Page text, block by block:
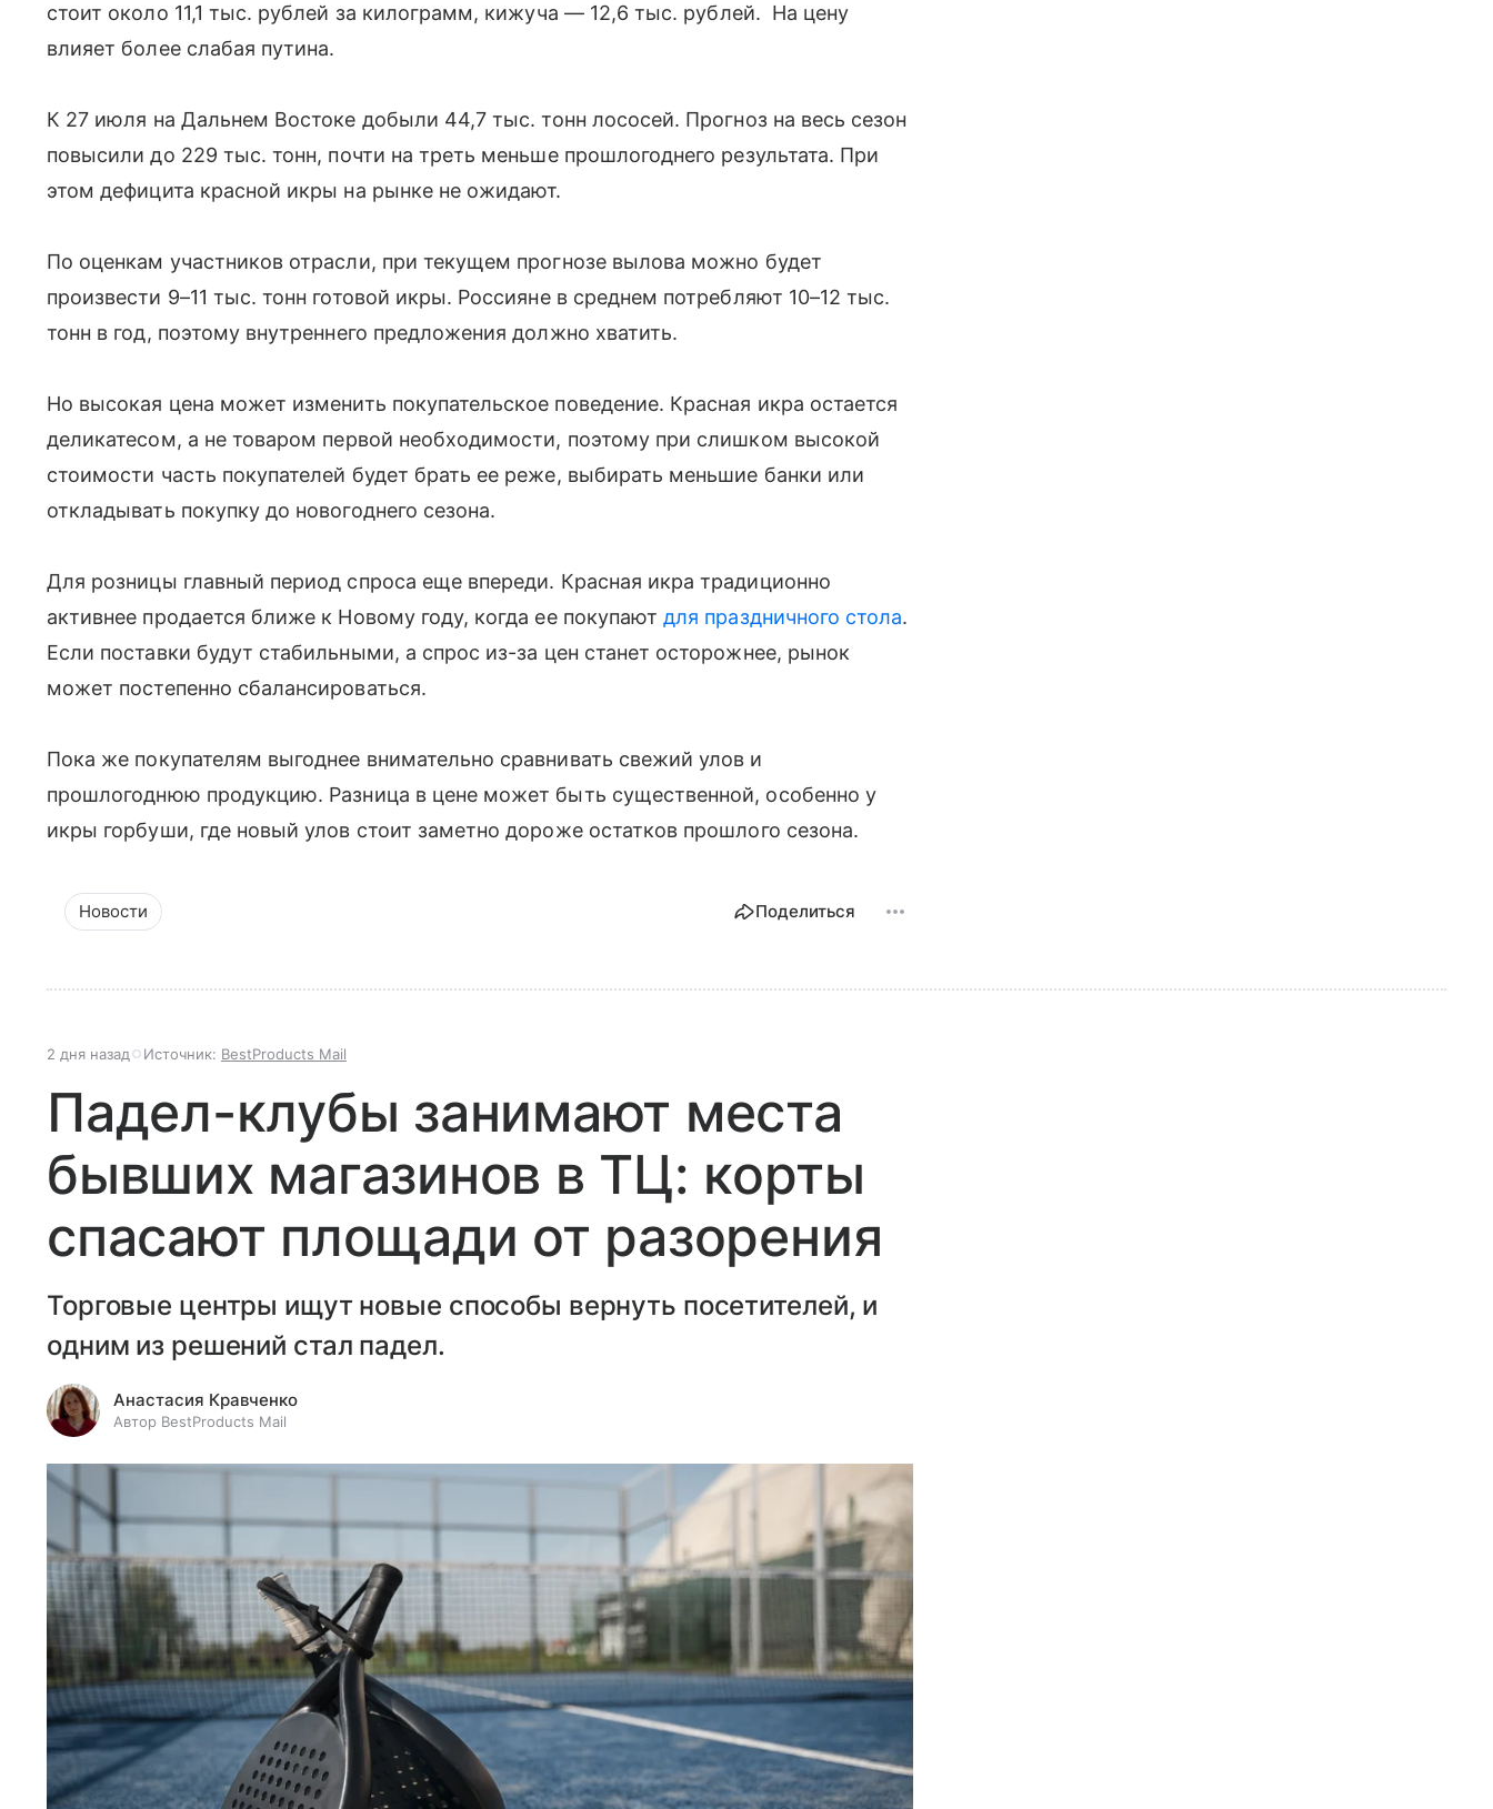
стоит около 11,1 тыс. рублей за килограмм, кижуча — 12,6 тыс. рублей. На цену
влияет более слабая путина.
К 27 июля на Дальнем Востоке добыли 44,7 тыс. тонн лососей. Прогноз на весь сезон
повысили до 229 тыс. тонн, почти на треть меньше прошлогоднего результата. При
этом дефицита красной икры на рынке не ожидают.
По оценкам участников отрасли, при текущем прогнозе вылова можно будет
произвести 9–11 тыс. тонн готовой икры. Россияне в среднем потребляют 10–12 тыс.
тонн в год, поэтому внутреннего предложения должно хватить.
Но высокая цена может изменить покупательское поведение. Красная икра остается
деликатесом, а не товаром первой необходимости, поэтому при слишком высокой
стоимости часть покупателей будет брать ее реже, выбирать меньшие банки или
откладывать покупку до новогоднего сезона.
Для розницы главный период спроса еще впереди. Красная икра традиционно
активнее продается ближе к Новому году, когда ее покупаютдля праздничного стола.
Если поставки будут стабильными, а спрос из-за цен станет осторожнее, рынок
может постепенно сбалансироваться.
Пока же покупателям выгоднее внимательно сравнивать свежий улов и
прошлогоднюю продукцию. Разница в цене может быть существенной, особенно у
икры горбуши, где новый улов стоит заметно дороже остатков прошлого сезона.
Новости Поделиться
2 дня назад Источник: BestProducts Mail
Падел-клубы занимают места
бывших магазинов в ТЦ: корты
спасают площади от разорения
Торговые центры ищут новые способы вернуть посетителей, и
одним из решений стал падел.
Анастасия Кравченко
Автор BestProducts Mail